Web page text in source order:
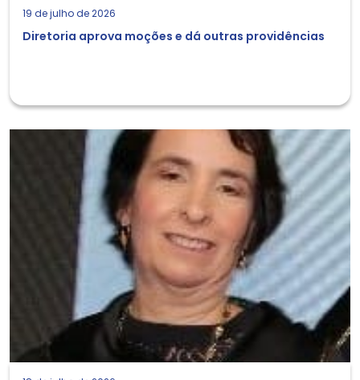
19 de julho de 2026
Diretoria aprova moções e dá outras providências